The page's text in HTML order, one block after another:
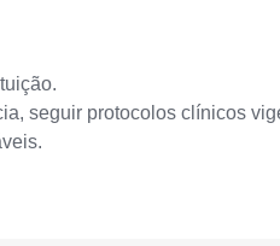
seguir protocolos clínicos